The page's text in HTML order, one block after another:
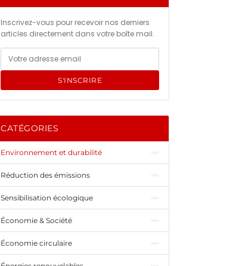
Inscrivez-vous pour recevoir nos derniers
articles directement dans votre boîte mail.
S'INSCRIRE
CATÉGORIES
Environnement et durabilité
Réduction des émissions
Sensibilisation écologique
Économie & Société
Économie circulaire